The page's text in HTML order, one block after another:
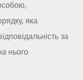
яка
за
нього